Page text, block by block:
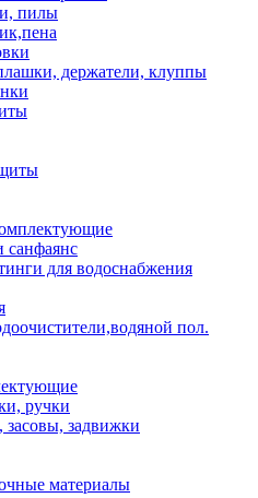
пилы
держатели, клуппы
санфаянс
для водоснабжения
пол.
ручки
засовы, задвижки
материалы